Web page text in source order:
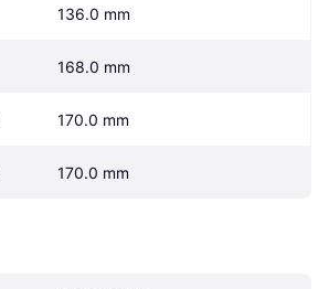
136.0 mm
168.0 mm
170.0 mm
170.0 mm